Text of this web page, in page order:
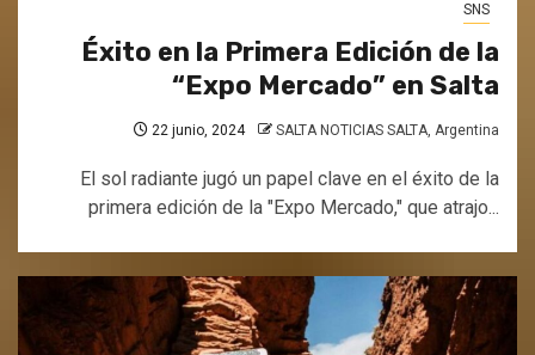
SNS
Éxito en la Primera Edición de la
“Expo Mercado” en Salta
22 junio, 2024 SALTA NOTICIAS SALTA, Argentina
El sol radiante jugó un papel clave en el éxito de la
primera edición de la "Expo Mercado," que atrajo...